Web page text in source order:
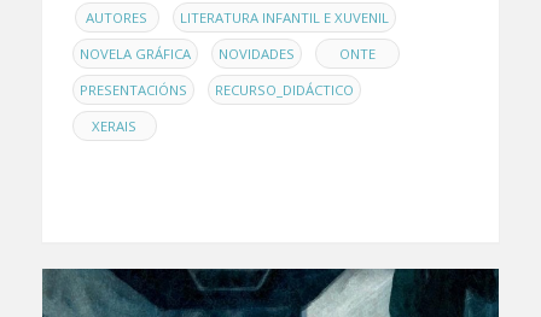
EN AUTORES , LITERATURA INFANTIL E XUVENIL ,
NOVELA GRÁFICA , NOVIDADES , ONTE ,
PRESENTACIÓNS , RECURSO_DIDÁCTICO ,
XERAIS